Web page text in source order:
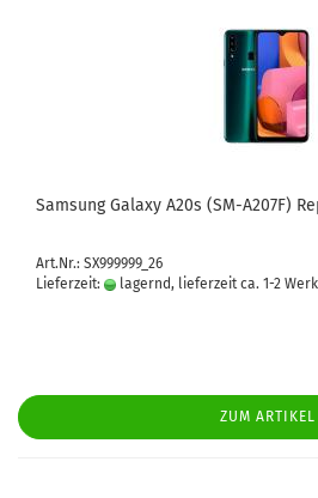
Sam­sung Ga­la­xy A20s (SM-​A207F)
Art.Nr.: SX999999_26
Lieferzeit:
lagernd, lieferzeit ca. 1-2
ZUM ARTIKEL